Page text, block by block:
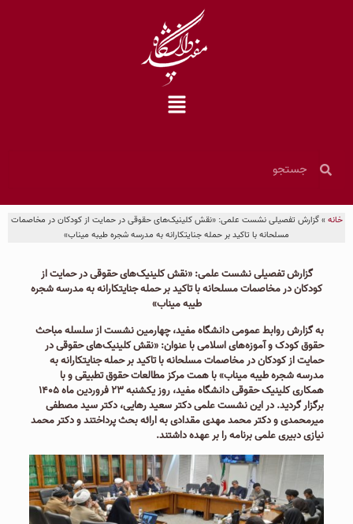
خانه»گزارش تفصیلی نشست علمی: «نقش کلینیک‌های حقوقی در حمایت از کودکان در مخاصمات
مسلحانه با تاکید بر حمله جنایتکارانه به مدرسه شجره طیبه میناب»
گزارش تفصیلی نشست علمی: «نقش کلینیک‌های حقوقی در حمایت از
کودکان در مخاصمات مسلحانه با تاکید بر حمله جنایتکارانه به مدرسه شجره
طیبه میناب»
به گزارش روابط عمومی دانشگاه مفید، چهارمین نشست از سلسله مباحث
حقوق کودک و آموزه‌های اسلامی با عنوان: «نقش کلینیک‌های حقوقی در
حمایت از کودکان در مخاصمات مسلحانه با تاکید بر حمله جنایتکارانه به
مدرسه شجره طیبه میناب» با همت مرکز مطالعات حقوق تطبیقی و با
همکاری کلینیک حقوقی دانشگاه مفید، روز یکشنبه ۲۳ فروردین ماه ۱۴۰۵
برگزار گردید. در این نشست علمی دکتر سعید رهایی، دکتر سید مصطفی
میرمحمدی و دکتر محمد مهدی مقدادی به ارائه بحث پرداختند و دکتر محمد
نیازی دبیری علمی برنامه را بر عهده داشتند.